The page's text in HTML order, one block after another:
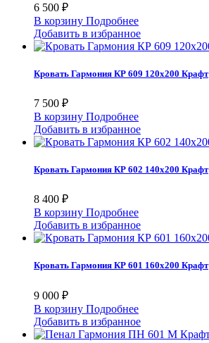
6 500 ₽
В корзину Подробнее
Добавить в избранное
Кровать Гармония КР 609 120х200 Крафт
7 500 ₽
В корзину Подробнее
Добавить в избранное
Кровать Гармония КР 602 140х200 Крафт
8 400 ₽
В корзину Подробнее
Добавить в избранное
Кровать Гармония КР 601 160х200 Крафт
9 000 ₽
В корзину Подробнее
Добавить в избранное